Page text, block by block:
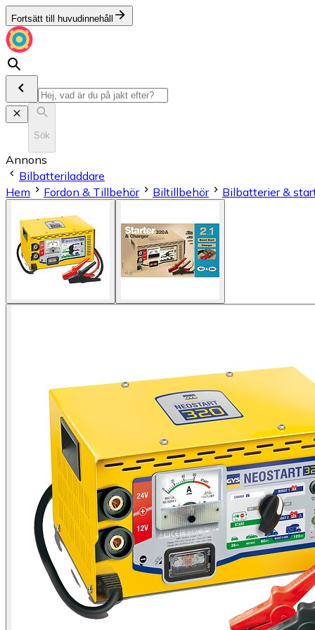
Fortsätt till huvudinnehåll
Sök
Annons
Bilbatteriladdare
Hem
Fordon & Tillbehör Biltillbehör Bilbatterier &